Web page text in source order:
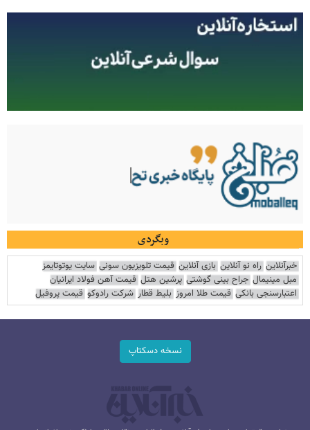
وبگردی
خبرآنلاین راه نو آنلاین بازی آنلاین قیمت تلویزیون سونی سایت یوتوتایمز
مبل مینیمال جراح بینی گوشتی پرشین هتل قیمت آهن فولاد ایرانیان
اعتبارسنجی بانکی قیمت طلا امروز بلیط قطار شرکت رادوکو قیمت پروفیل
نسخه دسکتاپ